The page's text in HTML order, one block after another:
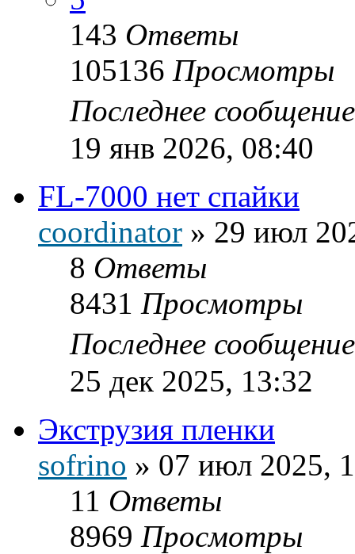
143 Ответы
105136 Просмотры
Последнее
19 янв 2026, 08:40
FL-7000 нет спайки
coordinator » 29 июл
8 Ответы
8431 Просмотры
Последнее
25 дек 2025, 13:32
Экструзия пленки
sofrino » 07 июл 2025,
11 Ответы
8969 Просмотры